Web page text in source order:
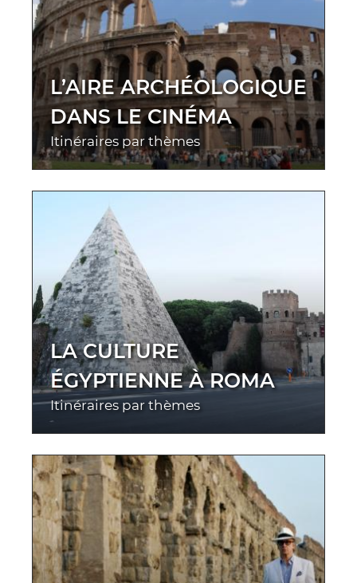
L’AIRE ARCHÉOLOGIQUE
DANS LE CINÉMA
Itinéraires par thèmes
LA CULTURE
ÉGYPTIENNE À ROMA
Itinéraires par thèmes